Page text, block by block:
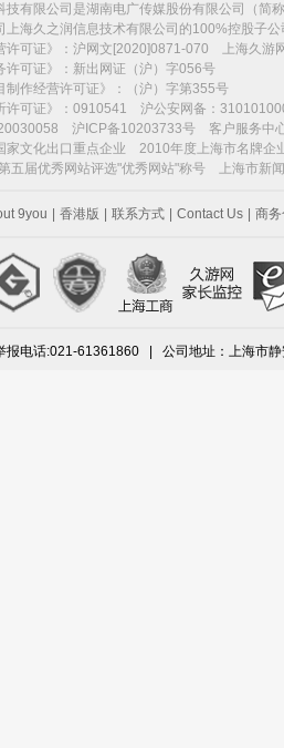
技有限公司是湖南电广传媒股份有限公司（简
上海久之润信息技术有限公司的100%控股子
许可证》：沪网文[2020]0871-070 上海久游
许可证》：新出网证（沪）字056号
制作经营许可证》：（沪）字第355号
许可证》：0910541 沪公安网备：
沪ICP备10203733号 客户服务中
家文化出口重点企业 2010年度上海市名牌企
五届优秀网站评选"优秀网站"称号 上海市新
9you 香港版 联系方式 Contact Us 商
报电话:021-61361860 | 公司地址：上海市